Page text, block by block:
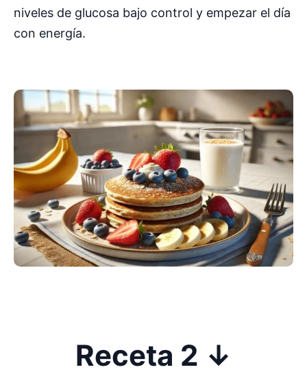
niveles de glucosa bajo control y empezar el día
con energía.
Receta 2 ↓